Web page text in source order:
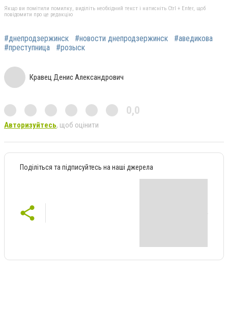
Якщо ви помітили помилку, виділіть необхідний текст і натисніть Ctrl + Enter, щоб
повідомити про це редакцію
#днепродзержинск #новости днепродзержинск
#аведикова
#преступница
#розыск
Кравец Денис Александрович
0,0
Авторизуйтесь, щоб оцінити
Поділіться та підписуйтесь на наші джерела